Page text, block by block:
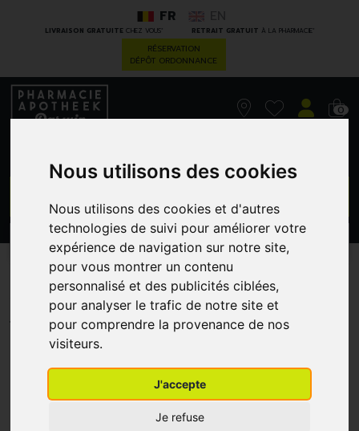
Nous utilisons des cookies
Nous utilisons des cookies et d'autres
technologies de suivi pour améliorer votre
expérience de navigation sur notre site,
pour vous montrer un contenu
personnalisé et des publicités ciblées,
pour analyser le trafic de notre site et
pour comprendre la provenance de nos
visiteurs.
J'accepte
Je refuse
LIVRAISON GRATUITECHEZ VOUS* RETRAIT GRATUIT À LA PHARMACIE*
FR
RÉSERVATION
DÉPÔT ORDONNANCE
0
CATÉGORIES PROMOS
Alumina 200 K Boiron
BOIRON GRANULES